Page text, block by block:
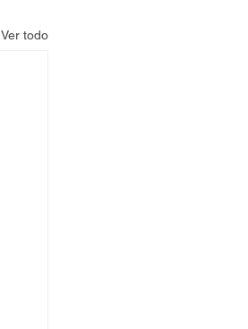
Ver todo